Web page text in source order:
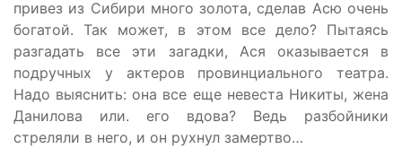
привез из Сибири много золота, сделав Асю очень
богатой. Так может, в этом все дело? Пытаясь
разгадать все эти загадки, Ася оказывается в
подручных у актеров провинциального театра.
Надо выяснить: она все еще невеста Никиты, жена
Данилова или. его вдова? Ведь разбойники
стреляли в него, и он рухнул замертво…